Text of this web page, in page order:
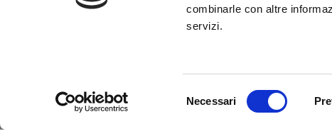
combinarle con altre
servizi.
Necessari